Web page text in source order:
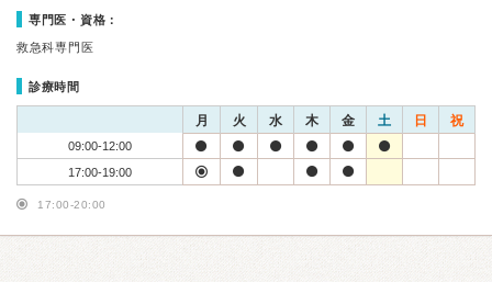
専門医・資格：
救急科専門医
診療時間
月 火 水 木 金 土 日 祝
09:00-12:00
17:00-19:00
17:00-20:00